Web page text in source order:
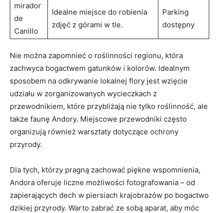
mirador
de ​
Canillo
Idealne miejsce do robienia
zdjęć z górami w tle.
Parking
dostępny
Nie można zapomnieć o roślinności regionu, która
zachwyca bogactwem gatunków i kolorów.‌ Idealnym
sposobem na odkrywanie lokalnej flory jest wzięcie
udziału w zorganizowanych wycieczkach z
przewodnikiem, które przybliżają nie tylko roślinność, ale
także‍ faunę Andory. Miejscowe przewodniki często
organizują również warsztaty dotyczące ochrony
przyrody.
Dla tych, którzy pragną zachować piękne wspomnienia,
Andora oferuje liczne‍ możliwości ⁤fotografowania – od
zapierających dech w piersiach krajobrazów po bogactwo
dzikiej przyrody. Warto zabrać ze sobą ⁣aparat, aby móc